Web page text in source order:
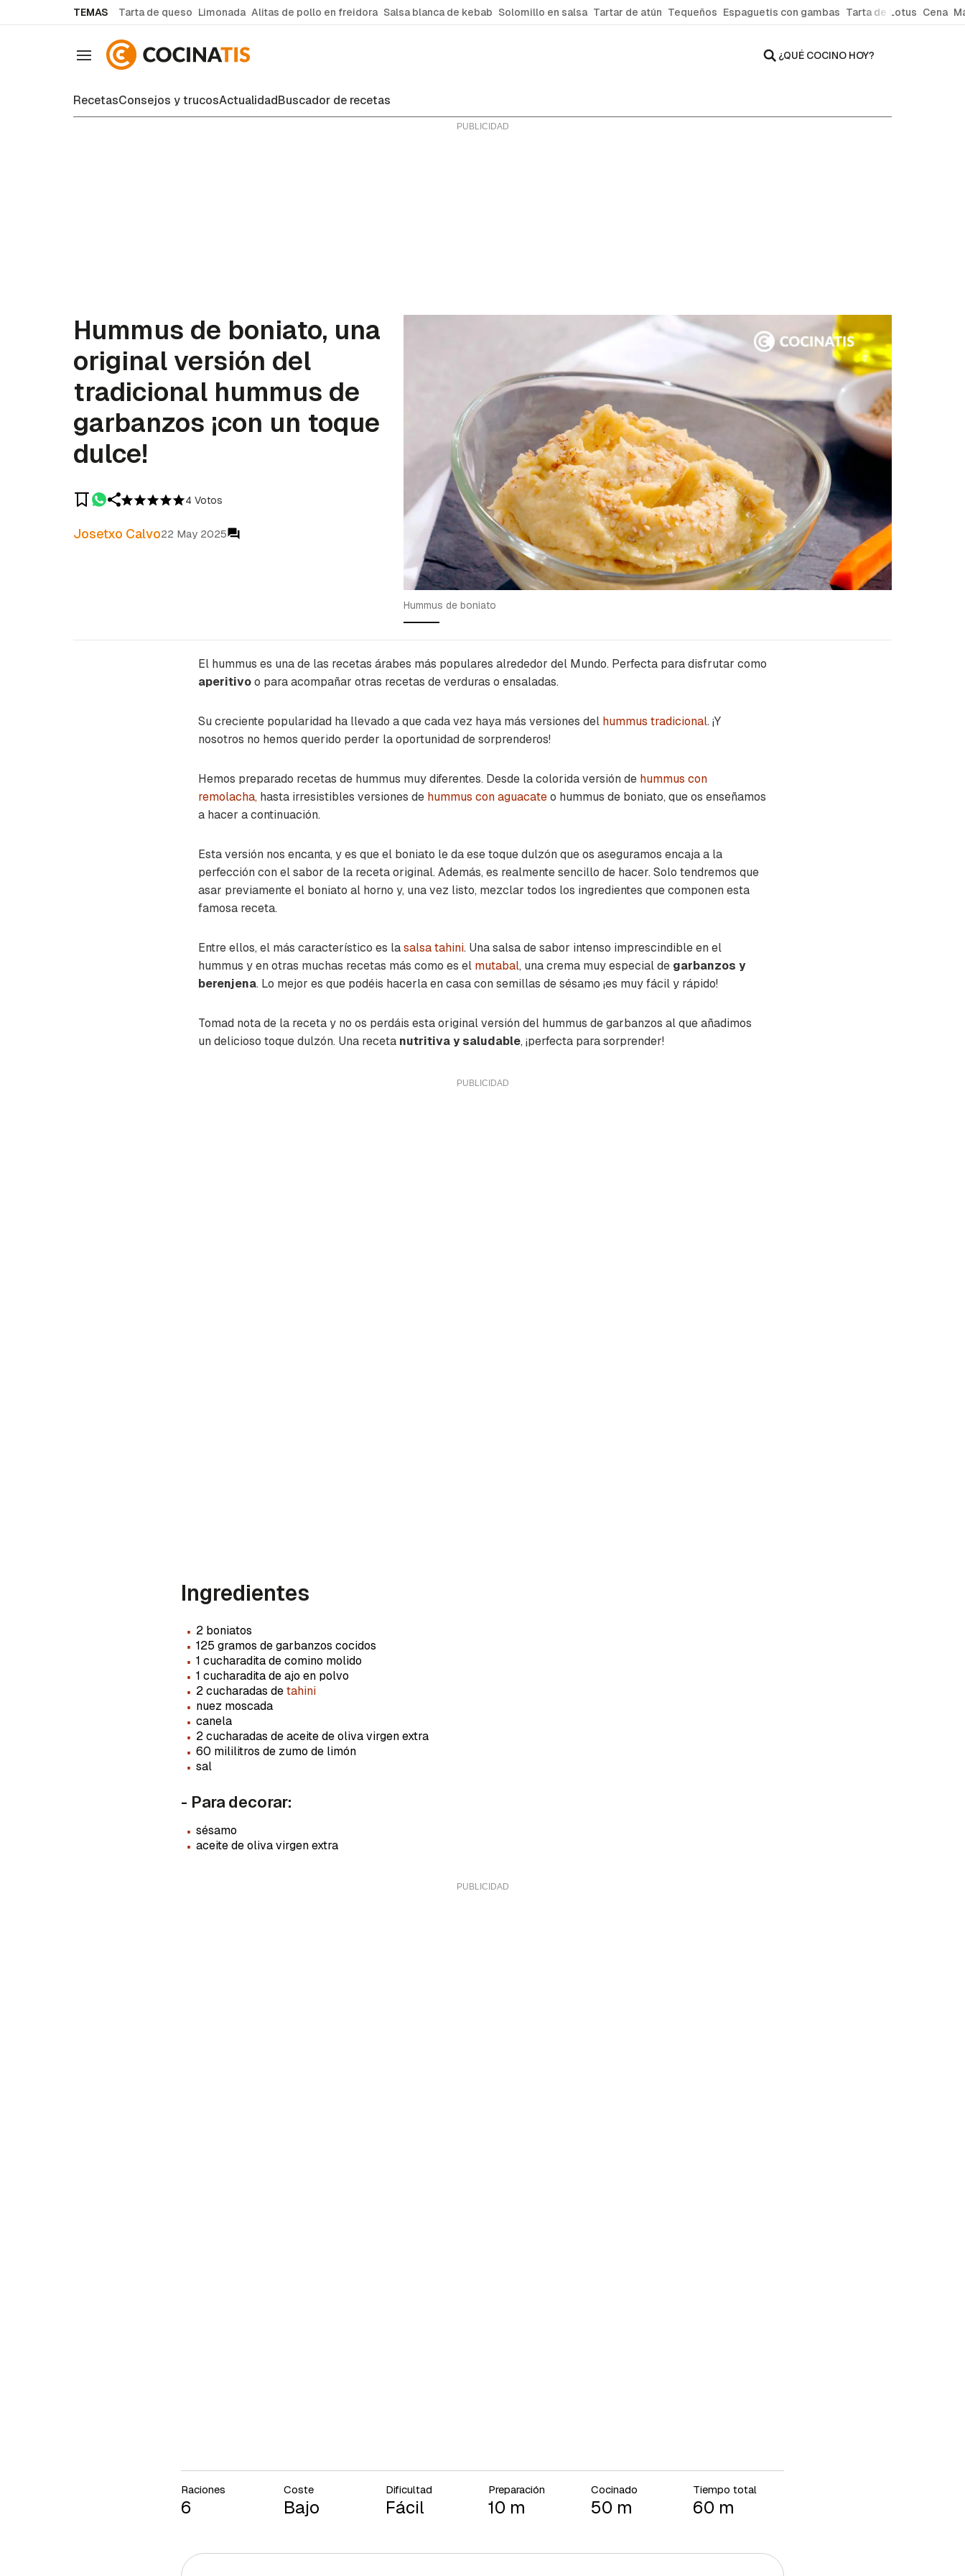
TEMAS Tarta de queso Limonada Alitas de pollo en freidora Salsa blanca de kebab Solomillo en salsa Tartar de atún Tequeños Espaguetis con gambas Tarta de Lotus Cena
Navegación ¿QUÉ COCINO HOY?
RecetasConsejos y trucosActualidadBuscador de recetas
Hummus de boniato, una
original versión del
tradicional hummus de
garbanzos ¡con un toque
dulce!
Para poder guardar como favorito, primero has de iniciar sesión con tu
4 Votos
Josetxo Calvo22 May 2025
Hummus de boniato
El hummus es una de las recetas árabes más populares alrededor del Mundo. Perfecta para disfrutar como
aperitivoo para acompañar otras recetas de verduras o ensaladas.
Su creciente popularidad ha llevado a que cada vez haya más versiones del hummus tradicional. ¡Y
nosotros no hemos querido perder la oportunidad de sorprenderos!
Hemos preparado recetas de hummus muy diferentes. Desde la colorida versión de hummus con
remolacha, hasta irresistibles versiones de hummus con aguacateo hummus de boniato, que os enseñamos
a hacer a continuación.
Esta versión nos encanta, y es que el boniato le da ese toque dulzón que os aseguramos encaja a la
perfección con el sabor de la receta original. Además, es realmente sencillo de hacer. Solo tendremos que
asar previamente el boniato al horno y, una vez listo, mezclar todos los ingredientes que componen esta
famosa receta.
Entre ellos, el más característico es lasalsa tahini. Una salsa de sabor intenso imprescindible en el
hummus y en otras muchas recetas más como es el mutabal, una crema muy especial de garbanzos y
berenjena. Lo mejor es que podéis hacerla en casa con semillas de sésamo ¡es muy fácil y rápido!
Tomad nota de la receta y no os perdáis esta original versión del hummus de garbanzos al que añadimos
un delicioso toque dulzón. Una receta nutritiva y saludable, ¡perfecta para sorprender!
Ingredientes
· 2 boniatos
· 125 gramos de garbanzos cocidos
· 1 cucharadita de comino molido
· 1 cucharadita de ajo en polvo
· 2 cucharadas detahini
· nuez moscada
· canela
· 2 cucharadas de aceite de oliva virgen extra
· 60 mililitros de zumo de limón
· sal
- Para decorar:
· sésamo
· aceite de oliva virgen extra
Raciones
6
Coste
Bajo
Dificultad
Fácil
Preparación
10 m
Cocinado
50 m
Tiempo total
60 m